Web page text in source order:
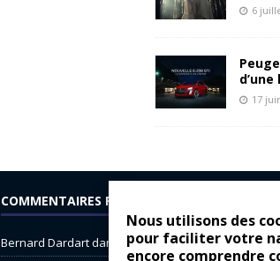
Nous utilisons des
pour faciliter votre
encore comprendre
6
17
COMMENTAIRES RÉCENTS
Bernard Dardartdans Dacia Sandero : pour les